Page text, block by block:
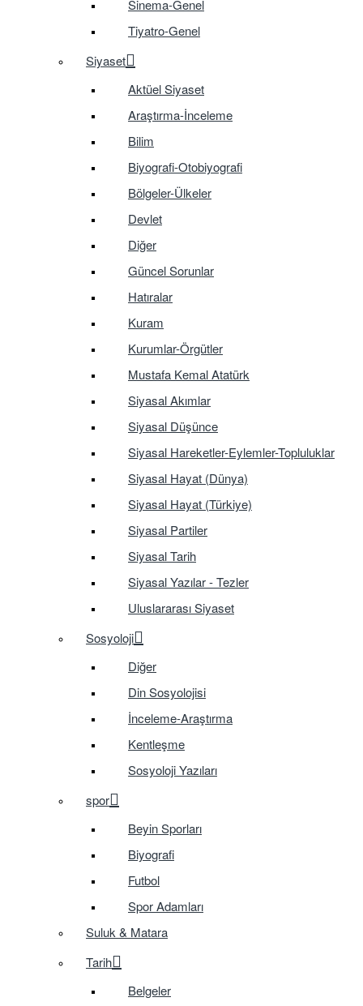
Sinema-Genel
Tiyatro-Genel
Siyaset
Aktüel Siyaset
Araştırma-İnceleme
Bilim
Biyografi-Otobiyografi
Bölgeler-Ülkeler
Devlet
Diğer
Güncel Sorunlar
Hatıralar
Kuram
Kurumlar-Örgütler
Mustafa Kemal Atatürk
Siyasal Akımlar
Siyasal Düşünce
Siyasal Hareketler-Eylemler-Topluluklar
Siyasal Hayat (Dünya)
Siyasal Hayat (Türkiye)
Siyasal Partiler
Siyasal Tarih
Siyasal Yazılar - Tezler
Uluslararası Siyaset
Sosyoloji
Diğer
Din Sosyolojisi
İnceleme-Araştırma
Kentleşme
Sosyoloji Yazıları
spor
Beyin Sporları
Biyografi
Futbol
Spor Adamları
Suluk & Matara
Tarih
Belgeler